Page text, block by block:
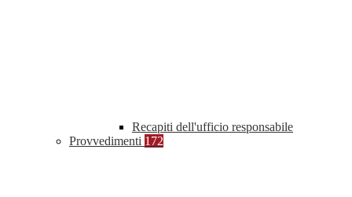
Recapiti dell'ufficio responsabile
Provvedimenti 172